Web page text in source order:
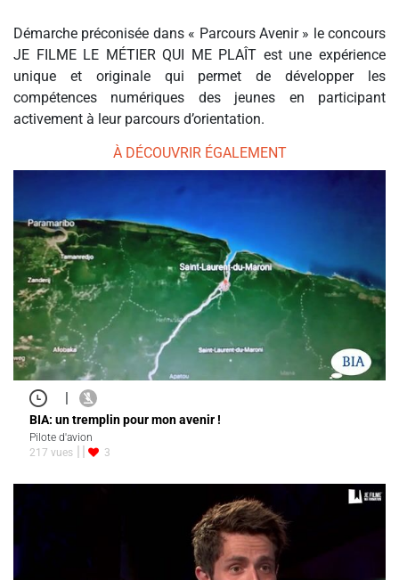
Démarche préconisée dans « Parcours Avenir » le concours
JE FILME LE MÉTIER QUI ME PLAÎT est une expérience
unique et originale qui permet de développer les
compétences numériques des jeunes en participant
activement à leur parcours d’orientation.
À DÉCOUVRIR ÉGALEMENT
|
BIA: un tremplin pour mon avenir !
Pilote d'avion
217 vues
3